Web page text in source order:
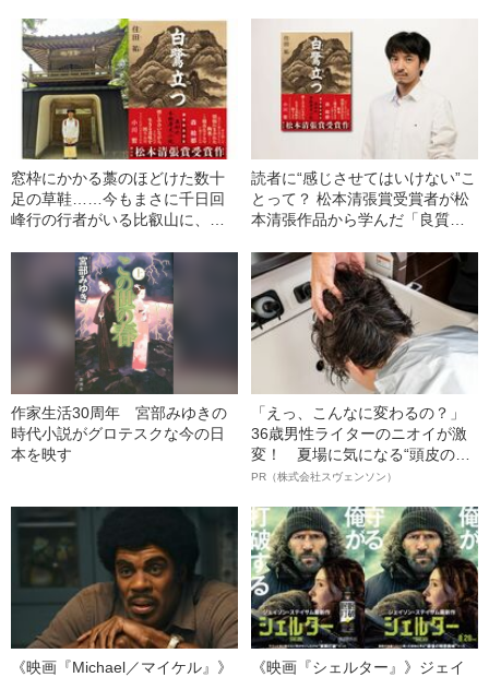
は
作家・川越宗一が読む
窓枠にかかる藁のほどけた数十
足の草鞋……今もまさに千日回
峰行の行者がいる比叡山に、比
ーが決まった小説家が行ってみ
読者に“感じさせてはいけない”こ
とって？ 松本清張賞受賞者が松
本清張作品から学んだ「良質な
作家生活30周年 宮部みゆきの
時代小説がグロテスクな今の日
本を映す
「えっ、こんなに変わるの？」
36歳男性ライターのニオイが激
変！ 夏場に気になる“頭皮のニ
オイ”や“ベタつき”を解消す
ト”が生み出した徹底ケアとは
PR（株式会社スヴェンソン）
《映画『Michael／マイケル』》
《映画『シェルター』》ジェイ